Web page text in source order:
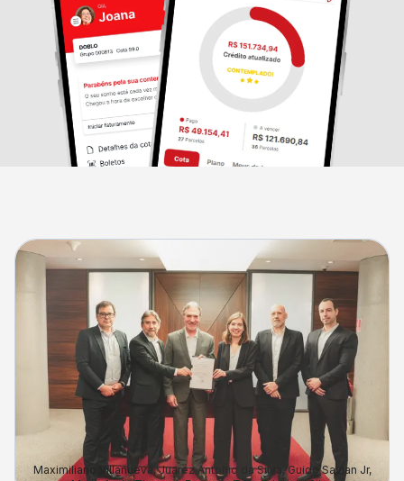
Maximiliano Villanueva, Juarez Antonio da Silva, Guido Savian Jr,